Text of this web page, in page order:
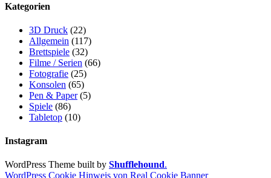
Kategorien
3D Druck (22)
Allgemein (117)
Brettspiele (32)
Filme / Serien (66)
Fotografie (25)
Konsolen (65)
Pen & Paper(5)
Spiele (86)
Tabletop (10)
Instagram
WordPress Theme built by Shufflehound.
WordPress Cookie Hinweis von Real Cookie Banner